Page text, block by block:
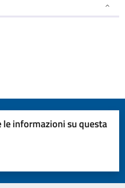
le informazioni su questa
su 5
su 5
5